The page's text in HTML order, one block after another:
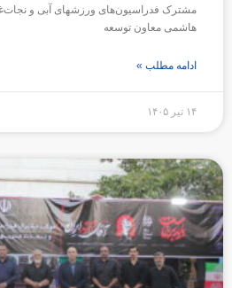
مشترک فدراسیون‌های ورزشهای آبی و
هاشمی معاون توسعه
ادامه مطلب »
۱۴ تیر ۱۴۰۵